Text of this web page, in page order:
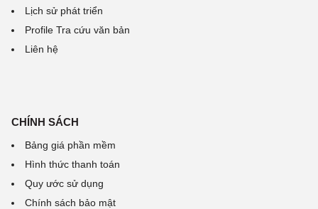
Lịch sử phát triển
Profile Tra cứu văn bản
Liên hệ
CHÍNH SÁCH
Bảng giá phần mềm
Hình thức thanh toán
Quy ước sử dụng
Chính sách bảo mật